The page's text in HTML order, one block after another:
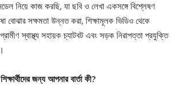
নিয়ে কাজ করছি, যা ছবি ও লেখা একসঙ্গে বিশ্লেষণ
বোঝার সক্ষমতা উন্নত করা, শিক্ষামূলক ভিডিও থেকে
স্বাস্থ্য সহায়ক চ্যাটবট এবং সড়ক নিরাপত্তা প্রযুক্তি
জন্য আপনার বার্তা কী?